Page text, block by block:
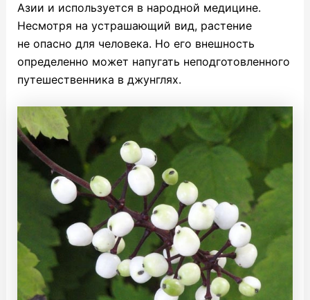
Азии и используется в народной медицине.
Несмотря на устрашающий вид, растение
не опасно для человека. Но его внешность
определенно может напугать неподготовленного
путешественника в джунглях.